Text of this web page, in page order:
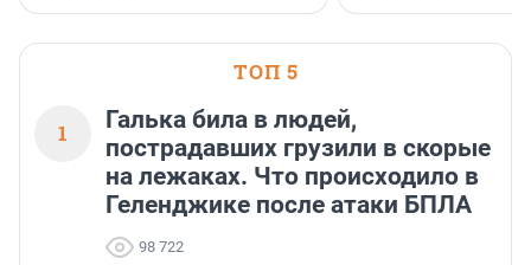
ТОП 5
1
Галька била в людей,
пострадавших грузили в скорые
на лежаках. Что происходило в
Геленджике после атаки БПЛА
98 722